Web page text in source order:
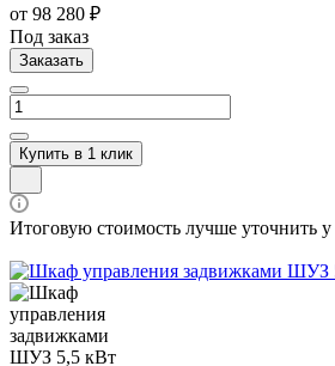
от 98 280 ₽
Под заказ
Заказать
Купить в 1 клик
Итоговую стоимость лучше уточнить